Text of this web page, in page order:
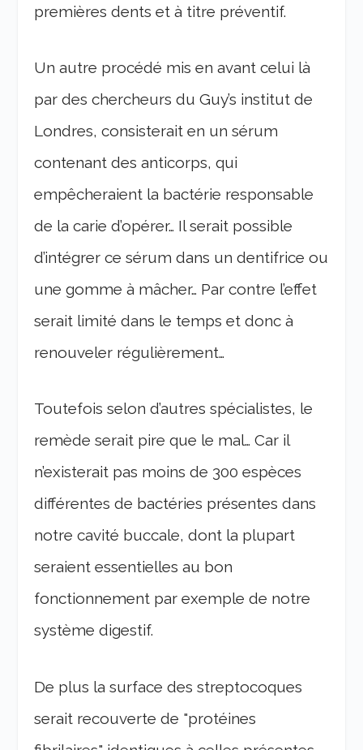
premières dents et à titre préventif.
Un autre procédé mis en avant celui là
par des chercheurs du Guy’s institut de
Londres, consisterait en un sérum
contenant des anticorps, qui
empêcheraient la bactérie responsable
de la carie d’opérer… Il serait possible
d’intégrer ce sérum dans un dentifrice ou
une gomme à mâcher… Par contre l’effet
serait limité dans le temps et donc à
renouveler régulièrement…
Toutefois selon d’autres spécialistes, le
remède serait pire que le mal… Car il
n’existerait pas moins de 300 espèces
différentes de bactéries présentes dans
notre cavité buccale, dont la plupart
seraient essentielles au bon
fonctionnement par exemple de notre
système digestif.
De plus la surface des streptocoques
serait recouverte de "protéines